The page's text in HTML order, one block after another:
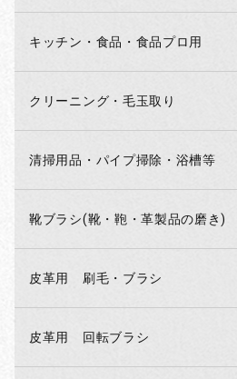
キッチン・食品・食品プロ用
クリーニング・毛玉取り
清掃用品・パイプ掃除・浴槽等
靴ブラシ(靴・鞄・革製品の磨き)
皮革用 刷毛・ブラシ
皮革用 回転ブラシ